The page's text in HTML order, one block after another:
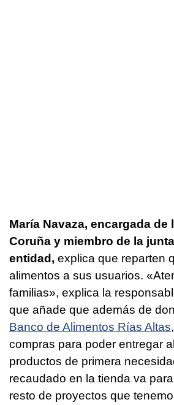
María Navaza, encargada de
Coruña y miembro de la
entidad, explica que reparten
alimentos a sus usuarios.
familias», explica la
que añade que además de
Banco de Alimentos Rías Altas
compras para poder entregar
productos de primera
recaudado en la tienda va
resto de proyectos que